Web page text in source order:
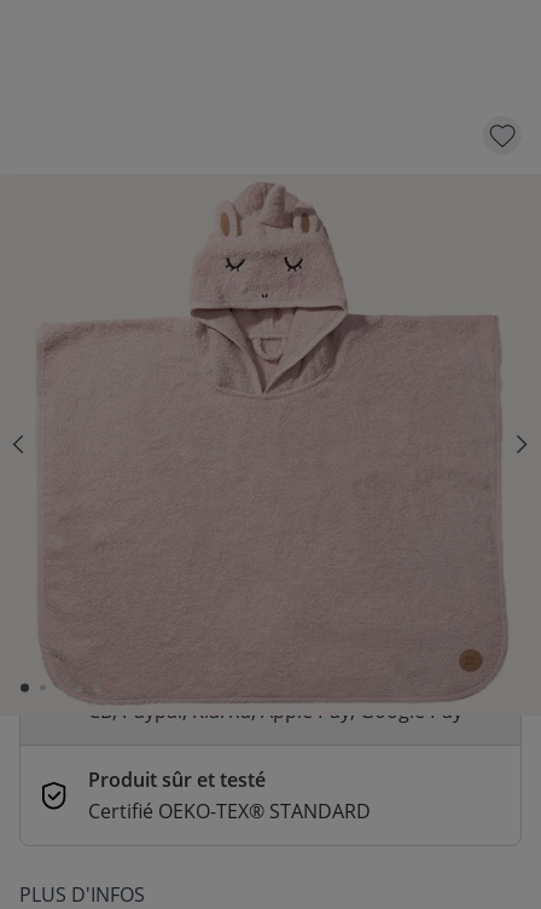
PONCHO DE BAIN BÉBÉ LICORNE «LARA»|1
- 4 ANS | 52 X 63 CM | ROSE CLAIR
AJOUTER AU PANIER
En stock | Livraison rapide (2 à 5 jours
CB, Paypal, Klarna, Apple Pay, Google Pay
Produit sûr et testé
Certifié OEKO-TEX® STANDARD
PLUS D'INFOS